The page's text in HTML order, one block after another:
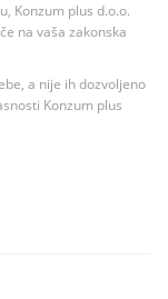
Konzum plus d.o.o.
na vaša zakonska
a nije ih dozvoljeno
Konzum plus